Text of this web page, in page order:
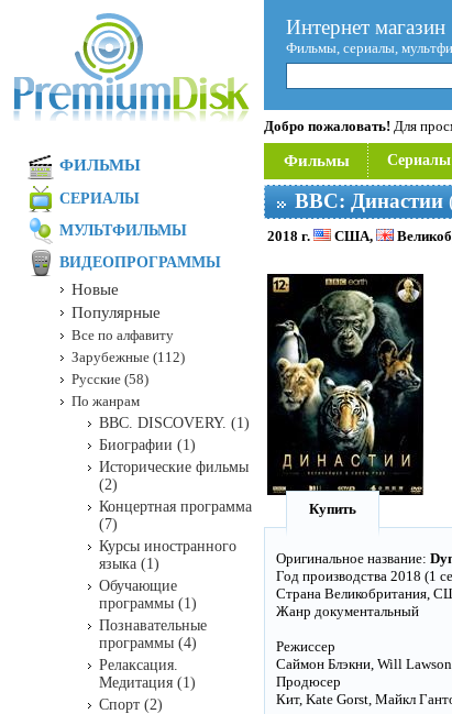
Интернет магазин
Фильмы, сериалы,
Добро пожаловать! Для
Фильмы Сериалы
BBC: Династии
2018 г. США,
Купить
Оригинальное название:
Год производства 2018 (1
Страна Великобритания,
Жанр документальный
Режиссер
Саймон Блэкни, Will
Продюсер
Кит, Kate Gorst, Майкл
ФИЛЬМЫ
СЕРИАЛЫ
МУЛЬТФИЛЬМЫ
ВИДЕОПРОГРАММЫ
Новые
Популярные
Все по алфавиту
Зарубежные (112)
Русские (58)
По жанрам
BBC. DISCOVERY. (1)
Биографии (1)
Исторические фильмы
(2)
Концертная программа
(7)
Курсы иностранного
языка (1)
Обучающие
программы (1)
Познавательные
программы (4)
Релаксация.
Медитация (1)
Спорт (2)